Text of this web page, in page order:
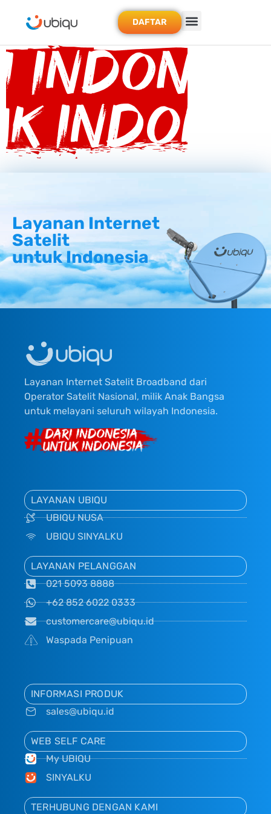
DAFTAR
Layanan Internet
Satelit
untuk Indonesia
Layanan Internet Satelit Broadband dari
Operator Satelit Nasional, milik Anak Bangsa
untuk melayani seluruh wilayah Indonesia.
LAYANAN UBIQU
UBIQU NUSA
UBIQU SINYALKU
LAYANAN PELANGGAN
021 5093 8888
+62 852 6022 0333
customercare@ubiqu.id
Waspada Penipuan
INFORMASI PRODUK
sales@ubiqu.id
WEB SELF CARE
My UBIQU
SINYALKU
TERHUBUNG DENGAN KAMI